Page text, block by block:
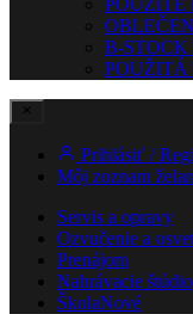
POUŽITÉ
B-
Prihlásiť /
Môj zoznam
Servis a opravy
Ozvučenie a
Prenájom
Nahrávacie štúdio
ŠkolaNové